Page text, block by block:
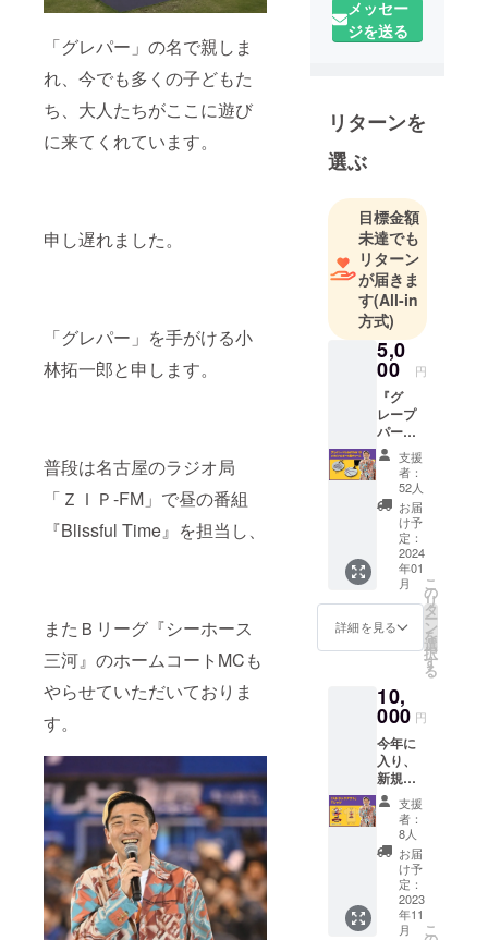
「グレパー」の名で親しま
れ、今でも多くの子どもた
ち、大人たちがここに遊び
に来てくれています。
申し遅れました。
「グレパー」を手がける小
林拓一郎と申します。
普段は名古屋のラジオ局
「ＺＩＰ-FM」で昼の番組
『Blissful Time』を担当し、
またＢリーグ『シーホース
三河』のホームコートMCも
やらせていただいておりま
す。
ナビゲー
ターデ
２００７年
（〜現在）
より、アイ
ホース（現
シーホース
三河）の
ホームコー
トMCを担
当。
２０１４年
（〜現在）
より、オレ
ゴン州ポー
トランドへ
行く『Love
It, Portland』
ツアーを開
催。
２０１９
田にて、遊
び方改革を
提唱したカ
『Pharmacy
Coffee Lab』
をオープ
本業の喋る
仕事を中心
メッセー
ジを送る
リターンを
選ぶ
目標金額
未達でも
リターン
が届きま
す(All-in
方式)
5,0
00 円
『グ
レープ
パーク
コー
ト』オ
リジナ
ルボー
ル型
チャー
バス
ケット
ボール
革に、
グレー
プ色
色）で
グレ
パーの
ロゴが
デザイ
ンされ
ていま
す。 今
回、他
のリ
ターン
で出し
ている
ショル
支援
者：
52人
お届
け予
定：
2024
年01
月
詳細を見る
こ
の
リ
タ
ー
ン
を
選
択
す
る
10,
000 円
今年に
入り、
新規事
業とし
て始め
た古着
の販
売。 高
校の
時、初
デート
の時に
支援
者：
8人
お届
け予
定：
2023
年11
月
こ